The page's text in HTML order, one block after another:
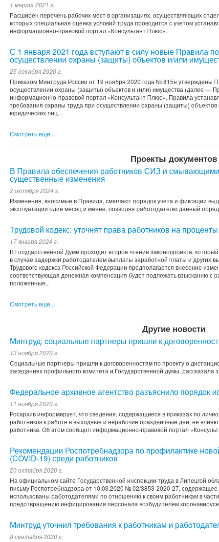
1 марта 2021 г.
Расширен перечень рабочих мест в организациях, осуществляющих
которых специальная оценка условий труда проводится с учетом
информационно-правовой портал «Консультант Плюс».
С 1 января 2021 года вступают в силу новые Правила
осуществлении охраны (защиты) объектов и/или
25 декабря 2020 г.
Приказом Минтруда России от 19 ноября 2020 года № 815н утверждены
осуществлении охраны (защиты) объектов и (или) имущества (далее —
информационно-правовой портал «Консультант Плюс». Правила
требования охраны труда при осуществлении охраны (защиты)
юридических лиц...
Смотреть ещё...
Проекты документов
В Правила обеспечения работников СИЗ и
существенные изменения
2 октября 2024 г.
Изменения, вносимые в Правила, смягчают порядок учета и фиксации
эксплуатации один месяц и менее, позволяя работодателю данный
Трудовой кодекс: уточнят права работников на
17 января 2024 г.
В Государственной Думе проходит второе чтение законопроекта,
в случае задержки работодателем выплаты заработной платы и других
Трудового кодекса Российской Федерации предполагается внесение
соответствующая денежная компенсация будет подлежать взысканию с
положенные...
Смотреть ещё...
Другие новости
Минтруд: cоциальные партнеры пришли к
13 ноября 2020 г.
Социальные партнеры пришли к договоренностям по проекту о
заседаниях профильного комитета и Государственной думы,
Федеральное архивное агентство разъяснило порядок
11 ноября 2020 г.
Росархив информирует, что сведения, содержащиеся в приказах по
работников к работе в выходные и нерабочие праздничные дни, не
работника. Об этом сообщил информационно-правовой портал
Рекомендации Роспотребнадзора по профилактике
(COVID-19) среди работников
20 октября 2020 г.
На официальном сайте Государственной инспекции труда в Липецrой
письму Роспотребнадзора от 10.03.2020 № 02/3853-2020-27,
использованы работодателями по отношению к своим работникам в
предотвращению инфицирования персонала возбудителем
Минтруд уточнил требования к работникам и
8 сентября 2020 г.